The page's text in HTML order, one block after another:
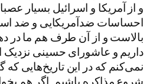
و از آمریکا و اسرائیل بسیار
احساسات ضدآمریکایی و ضد
بالاست و از آن طرف هم ما در
داریم و عاشورای حسینی
نمی‌کنم که در این تاریخ‌هایی که